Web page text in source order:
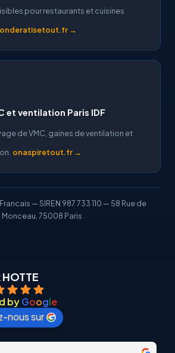
pour restaurants et cuisines
onderatisetout.fr →
et ventilation Paris IDF
de VMC, gaines de ventilation et
onaspiretout.fr →
— SIREN 987 733 110 — 58 Rue de
Monceau, 75008 Paris
HOTTE
byGoogle
nous sur